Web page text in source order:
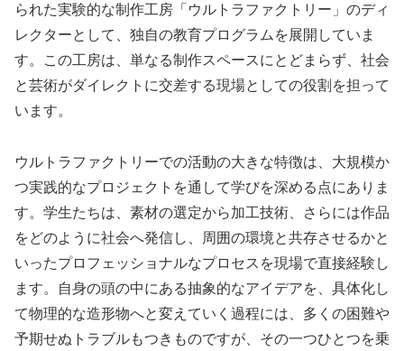
られた実験的な制作工房「ウルトラファクトリー」のディ
レクターとして、独自の教育プログラムを展開していま
す。この工房は、単なる制作スペースにとどまらず、社会
と芸術がダイレクトに交差する現場としての役割を担って
います。
ウルトラファクトリーでの活動の大きな特徴は、大規模か
つ実践的なプロジェクトを通して学びを深める点にありま
す。学生たちは、素材の選定から加工技術、さらには作品
をどのように社会へ発信し、周囲の環境と共存させるかと
いったプロフェッショナルなプロセスを現場で直接経験し
ます。自身の頭の中にある抽象的なアイデアを、具体化し
て物理的な造形物へと変えていく過程には、多くの困難や
予期せぬトラブルもつきものですが、その一つひとつを乗